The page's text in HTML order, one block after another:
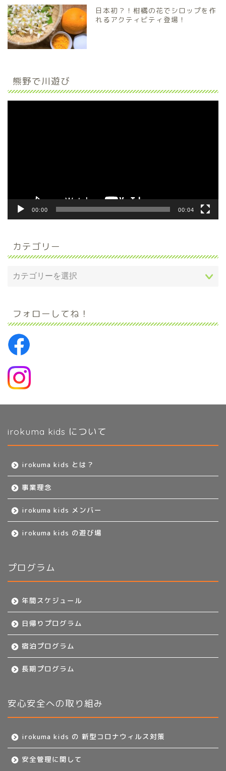
日本初？！柑橘の花でシロップを作
れるアクティビティ登場！
熊野で川遊び
00:00 00:04
カテゴリー
フォローしてね！
irokuma kids について
irokuma kids とは？
事業理念
irokuma kids メンバー
irokuma kids の遊び場
プログラム
年間スケジュール
日帰りプログラム
宿泊プログラム
長期プログラム
安心安全への取り組み
irokuma kids の 新型コロナウィルス対策
安全管理に関して